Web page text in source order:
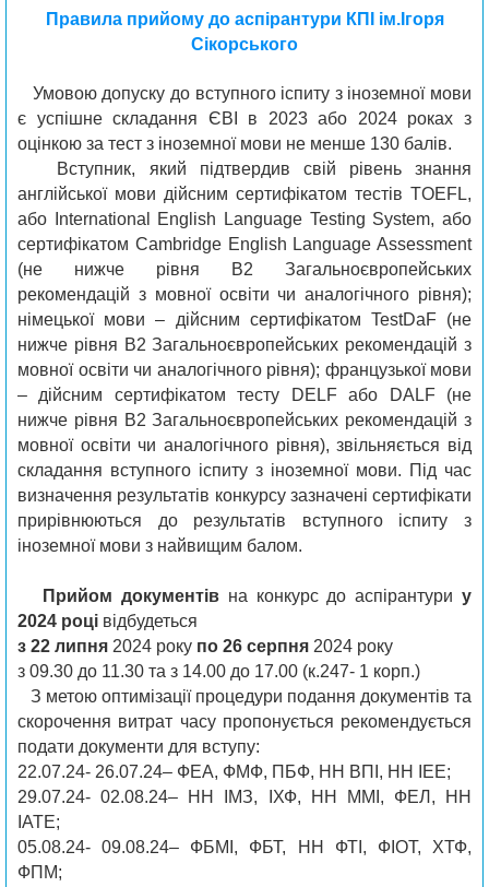
Правила прийому до аспірантури КПІ ім.Ігоря
Сікорського
Умовою допуску до вступного іспиту з іноземної мови
є успішне складання ЄВІ в 2023 або 2024 роках з
оцінкою за тест з іноземної мови не менше 130 балів.
Вступник, який підтвердив свій рівень знання
англійської мови дійсним сертифікатом тестів TOEFL,
або International English Language Testing System, або
сертифікатом Cambridge English Language Assessment
(не нижче рівня B2 Загальноєвропейських
рекомендацій з мовної освіти чи аналогічного рівня);
німецької мови – дійсним сертифікатом TestDaF (не
нижче рівня B2 Загальноєвропейських рекомендацій з
мовної освіти чи аналогічного рівня); французької мови
– дійсним сертифікатом тесту DELF або DALF (не
нижче рівня B2 Загальноєвропейських рекомендацій з
мовної освіти чи аналогічного рівня), звільняється від
складання вступного іспиту з іноземної мови. Під час
визначення результатів конкурсу зазначені сертифікати
прирівнюються до результатів вступного іспиту з
іноземної мови з найвищим балом.
Прийом документів на конкурс до аспірантуриу
2024 році відбудеться
з 22 липня 2024 року по 26 серпня 2024 року
з 09.30 до 11.30 та з 14.00 до 17.00 (к.247- 1 корп.)
З метою оптимізації процедури подання документів та
скорочення витрат часу пропонується рекомендується
подати документи для вступу:
22.07.24- 26.07.24– ФЕА, ФМФ, ПБФ, НН ВПІ, НН ІЕЕ;
29.07.24- 02.08.24– НН ІМЗ, ІХФ, НН ММІ, ФЕЛ, НН
ІАТЕ;
05.08.24- 09.08.24– ФБМІ, ФБТ, НН ФТІ, ФІОТ, ХТФ,
ФПМ;